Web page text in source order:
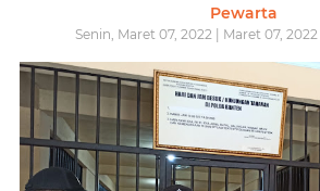
Pewarta
Senin, Maret 07, 2022 | Maret 07, 2022